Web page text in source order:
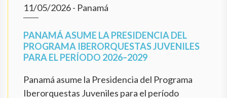
11/05/2026- Panamá
PANAMÁ ASUME LA PRESIDENCIA DEL
PROGRAMA IBERORQUESTAS JUVENILES
PARA EL PERÍODO 2026–2029
Panamá asume la Presidencia del Programa
Iberorquestas Juveniles para el período